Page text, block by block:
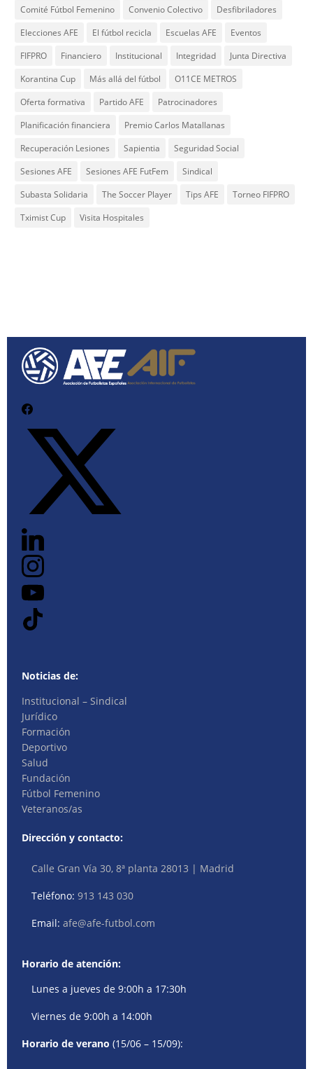
Comité Fútbol Femenino
Convenio Colectivo
Desfibriladores
Elecciones AFE
El fútbol recicla Escuelas AFE
Eventos
FIFPRO
Financiero Institucional Integridad
Junta Directiva
Korantina Cup
Más allá del fútbol
O11CE METROS
Oferta formativa
Partido AFE
Patrocinadores
Planificación financiera
Premio Carlos Matallanas
Recuperación Lesiones
Sapientia
Seguridad Social
Sesiones AFE
Sesiones AFE FutFem
Sindical
Subasta Solidaria
The Soccer Player Tips AFE
Torneo FIFPRO
Tximist Cup
Visita Hospitales
Noticias de:
Institucional – Sindical
Jurídico
Formación
Deportivo
Salud
Fundación
Fútbol Femenino
Veteranos/as
Dirección y contacto:
Calle Gran Vía 30, 8ª planta 28013 | Madrid
Teléfono:913 143 030
Email:afe@afe-futbol.com
Horario de atención:
Lunes a jueves de 9:00h a 17:30h
Viernes de 9:00h a 14:00h
Horario de verano (15/06 – 15/09):